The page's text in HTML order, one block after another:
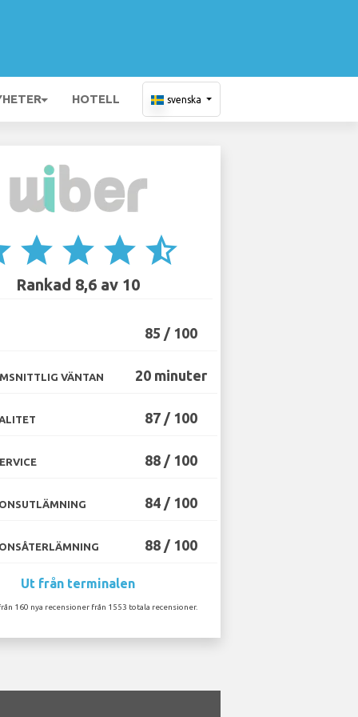
HOTELL svenska
star star star star_half
Rankad 8,6 av 10
85 / 100
VÄNTAN 20 minuter
87 / 100
88 / 100
84 / 100
88 / 100
Ut från terminalen
160 nya recensioner från 1553 totala recensioner.